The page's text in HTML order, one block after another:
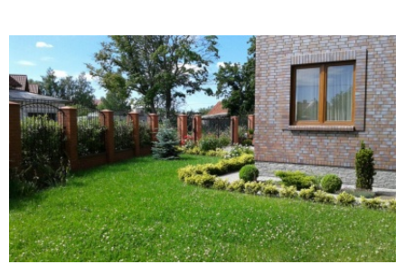
Фото 100
Сейчас обсуждают
Средневековое воскресенье. Часть 1
Запеченные утиные ножки